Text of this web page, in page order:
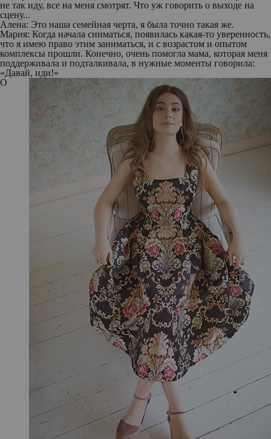
не так иду, все на меня смотрят. Что уж говорить о выходе на
сцену...
Алена: Это наша семейная черта, я была точно такая же.
Мария: Когда начала сниматься, появилась какая-то уверенность,
что я имею право этим заниматься, и с возрастом и опытом
комплексы прошли. Конечно, очень помогла мама, которая меня
поддерживала и подталкивала, в нужные моменты говорила:
«Давай, иди!»
О